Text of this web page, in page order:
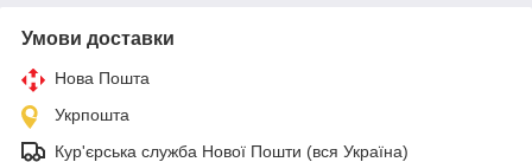
Умови доставки
Нова Пошта
Укрпошта
Кур'єрська служба Нової Пошти (вся Україна)